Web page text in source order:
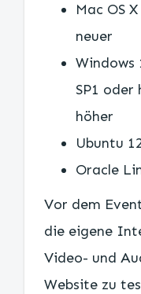
Mac OS
neuer
Windows
SP1 oder
höher
Ubuntu
Oracle
Vor dem
die eigene
Video- und
Website zu